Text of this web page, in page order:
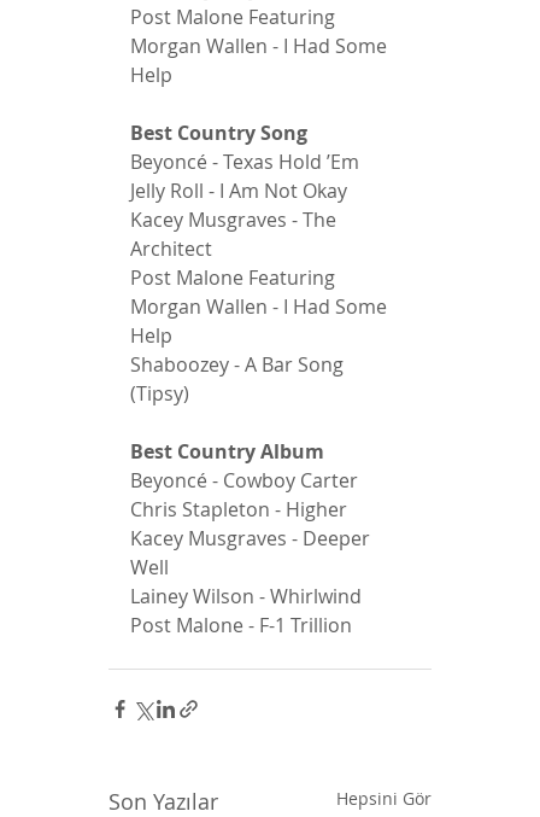
Post Malone Featuring
Morgan Wallen - I Had Some
Help
Best Country Song
Beyoncé - Texas Hold ’Em
Jelly Roll - I Am Not Okay
Kacey Musgraves - The
Architect
Post Malone Featuring
Morgan Wallen - I Had Some
Help
Shaboozey - A Bar Song
(Tipsy)
Best Country Album
Beyoncé - Cowboy Carter
Chris Stapleton - Higher
Kacey Musgraves - Deeper
Well
Lainey Wilson - Whirlwind
Post Malone - F-1 Trillion
Son Yazılar Hepsini Gör